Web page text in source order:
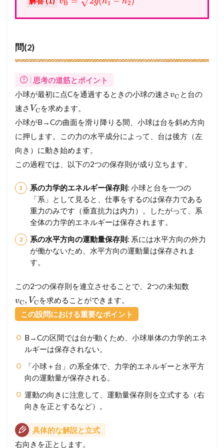
B 1 2
問(2)
思考の道筋とポイント
小球が最初に点Cを通過するときの小球の速さvC と台の
速さ VC を求めます。
小球がB→Cの曲面を滑り降りる間、小球は台を斜め方向
に押します。この力の水平成分によって、台は後方（左
向き）に動き始めます。
この過程では、以下の2つの保存則が成り立ちます。
系の力学的エネルギー保存則: 小球と台を一つの
「系」として見ると、仕事をするのは保存力である
重力のみです（垂直抗力は内力）。したがって、系
全体の力学的エネルギーは保存されます。
系の水平方向の運動量保存則: 系には水平方向の外力
が働かないため、水平方向の運動量は保存されま
す。
この2つの保存則を連立させることで、2つの未知数
vC, VC を求めることができます。
この設問における重要なポイント
B→Cの区間では台が動くため、小球単体の力学的エネ
ルギーは保存されない。
「小球＋台」の系全体で、力学的エネルギーと水平方
向の運動量が保存される。
運動の向きに注意して、運動量保存則を立式する（右
向きを正とするなど）。
具体的な解説と立式
右向きを正とします。